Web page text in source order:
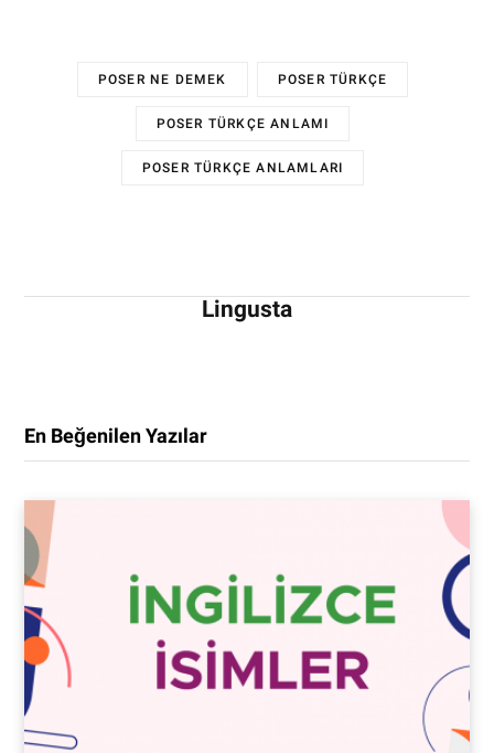
POSER NE DEMEK POSER TÜRKÇE
POSER TÜRKÇE ANLAMI
POSER TÜRKÇE ANLAMLARI
Lingusta
En Beğenilen Yazılar